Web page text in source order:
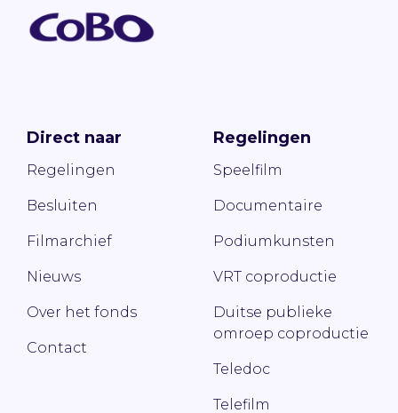
Direct naar
Regelingen
Besluiten
Filmarchief
Nieuws
Over het fonds
Contact
Regelingen
Speelfilm
Documentaire
Podiumkunsten
VRT coproductie
Duitse publieke
omroep coproductie
Teledoc
Telefilm